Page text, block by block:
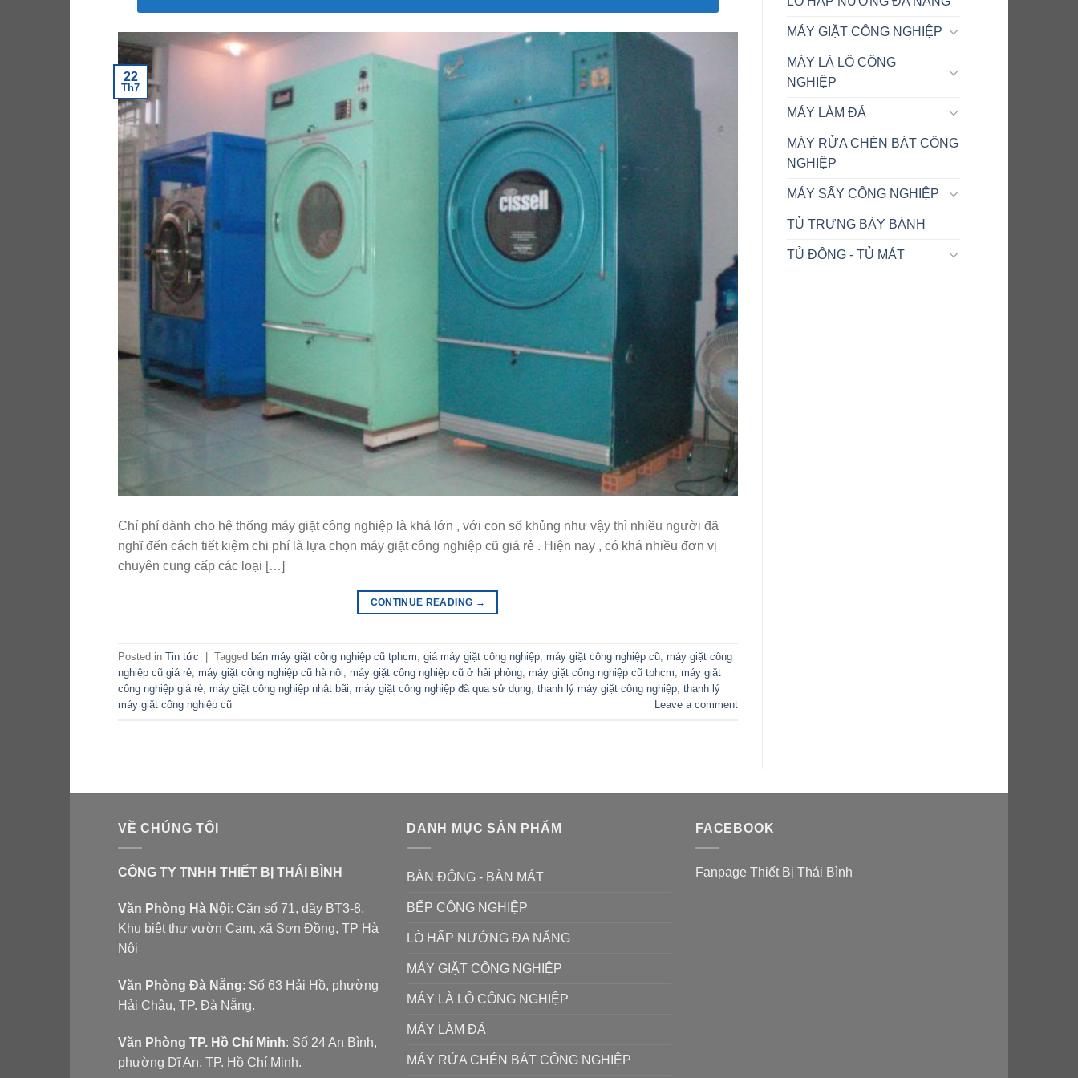
22
Th7
Chí phí dành cho hệ thống máy giặt công nghiệp là khá lớn , với con số khủng như vậy thì nhiều người đã
nghĩ đến cách tiết kiệm chi phí là lựa chọn máy giặt công nghiệp cũ giá rẻ . Hiện nay , có khá nhiều đơn vị
chuyên cung cấp các loại […]
CONTINUE READING →
Posted in Tin tức Tagged bán máy giặt công nghiệp cũ tphcm, giá máy giặt công nghiệp, máy giặt công nghiệp cũ, máy giặt công
nghiệp cũ giá rẻ, máy giặt công nghiệp cũ hà nội, máy giặt công nghiệp cũ ở hải phòng, máy giặt công nghiệp cũ tphcm, máy giặt
công nghiệp giá rẻ, máy giặt công nghiệp nhật bãi, máy giặt công nghiệp đã qua sử dụng, thanh lý máy giặt công nghiệp, thanh lý
máy giặt công nghiệp cũ
Leave a comment
MÁY GIẶT CÔNG NGHIỆP
MÁY LÀ LÔ CÔNG
NGHIỆP
MÁY LÀM ĐÁ
MÁY RỬA CHÉN BÁT CÔNG
NGHIỆP
MÁY SẤY CÔNG NGHIỆP
TỦ TRƯNG BÀY BÁNH
TỦ ĐÔNG - TỦ MÁT
VỀ CHÚNG TÔI
CÔNG TY TNHH THIẾT BỊ THÁI BÌNH
Văn Phòng Hà Nội: Căn số 71, dãy BT3-8,
Khu biệt thự vườn Cam, xã Sơn Đồng, TP Hà
Nội
Văn Phòng Đà Nẵng: Số 63 Hải Hồ, phường
Hải Châu, TP. Đà Nẵng.
Văn Phòng TP. Hồ Chí Minh: Số 24 An Bình,
phường Dĩ An, TP. Hồ Chí Minh.
DANH MỤC SẢN PHẨM
BÀN ĐÔNG - BÀN MÁT
BẾP CÔNG NGHIỆP
LÒ HẤP NƯỚNG ĐA NĂNG
MÁY GIẶT CÔNG NGHIỆP
MÁY LÀ LÔ CÔNG NGHIỆP
MÁY LÀM ĐÁ
MÁY RỬA CHÉN BÁT CÔNG NGHIỆP
FACEBOOK
Fanpage Thiết Bị Thái Bình